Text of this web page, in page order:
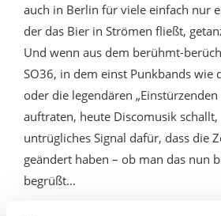
auch in Berlin für viele einfach nur
der das Bier in Strömen fließt,
Und wenn aus dem berühmt-
SO36, in dem einst Punkbands wie
oder die legendären „Einstürzenden
auftraten, heute Discomusik
untrügliches Signal dafür, dass die
geändert haben – ob man das nun
begrüßt…